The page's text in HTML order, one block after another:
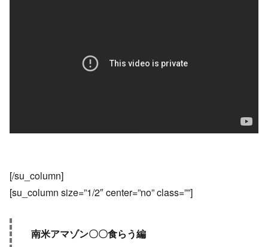
[/su_column]
[su_column size=”1/2″ center=”no” class=””]
南米アマゾン〇〇食らう編